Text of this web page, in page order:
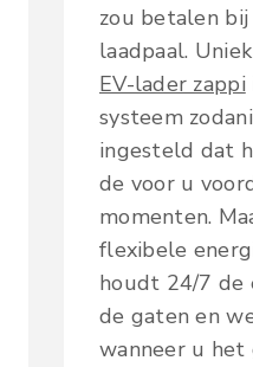
zou betalen
laadpaal.
EV-lader zappi
systeem
ingesteld dat
de voor u
momenten.
flexibele
houdt 24/7 de
de gaten en
wanneer u het